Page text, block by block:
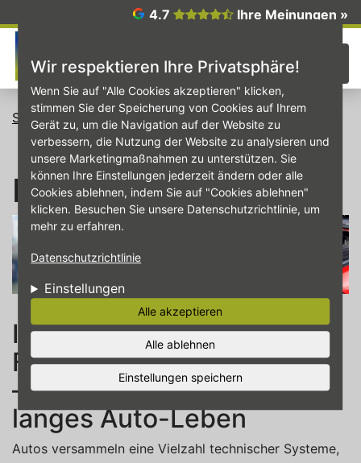
Wir respektieren Ihre Privatsphäre!
Wenn Sie auf "Alle Cookies akzeptieren" klicken,
stimmen Sie der Speicherung von Cookies auf Ihrem
Gerät zu, um die Navigation auf der Website zu
verbessern, die Nutzung der Website zu analysieren und
unsere Marketingmaßnahmen zu unterstützen. Sie
können Ihre Einstellungen jederzeit ändern oder alle
Cookies ablehnen, indem Sie auf "Cookies ablehnen"
klicken. Besuchen Sie unsere Datenschutzrichtlinie, um
mehr zu erfahren.
Datenschutzrichtlinie
Einstellungen
Alle akzeptieren
Alle ablehnen
Einstellungen speichern
4.7 Ihre Meinungen »
Startseite Inspektion
Inspektion
Inspektion von Ihrem
Fachmann in Herbertingen
– für Sicherheit und ein
langes Auto-Leben
Autos versammeln eine Vielzahl technischer Systeme,